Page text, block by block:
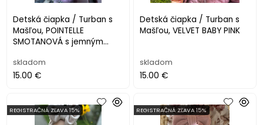
Detská čiapka / Turban s
Mašľou, POINTELLE
SMOTANOVÁ s jemným
skladom
15.00 €
Detská čiapka / Turban s
Mašľou, VELVET BABY PINK
skladom
15.00 €
REGISTRAČNÁ ZĽAVA 15% REGISTRAČNÁ ZĽAVA 15%